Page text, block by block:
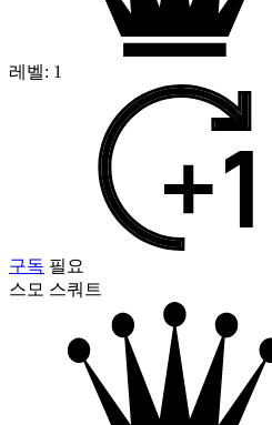
레벨: 1
구독 필요
스모 스쿼트